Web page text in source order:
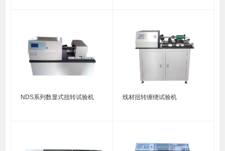
NDS系列数显式扭转试验机 线材扭转缠绕试验机